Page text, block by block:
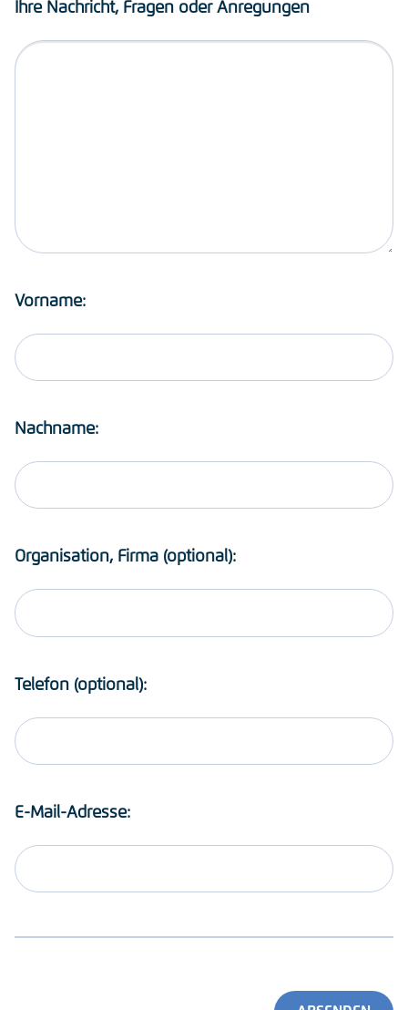
Ihre Nachricht, Fragen oder Anregungen
Vorname:
Nachname:
Organisation, Firma (optional):
Telefon (optional):
E-Mail-Adresse: